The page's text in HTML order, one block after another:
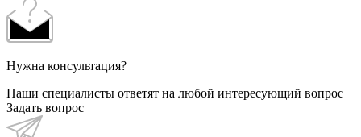
Нужна консультация?
Наши специалисты ответят на любой интересующий вопрос
Задать вопрос